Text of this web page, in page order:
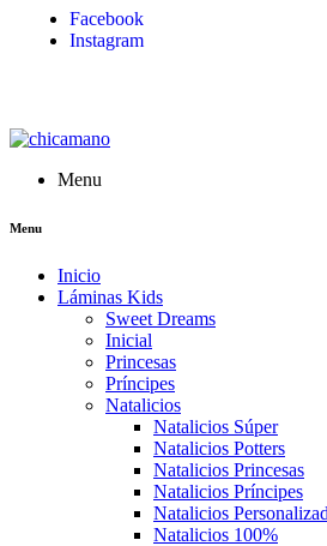
Facebook
Instagram
Menu
Menu
Inicio
Láminas Kids
Sweet Dreams
Inicial
Princesas
Príncipes
Natalicios
Natalicios Súper
Natalicios Potters
Natalicios Princesas
Natalicios Príncipes
Natalicios
Natalicios 100%